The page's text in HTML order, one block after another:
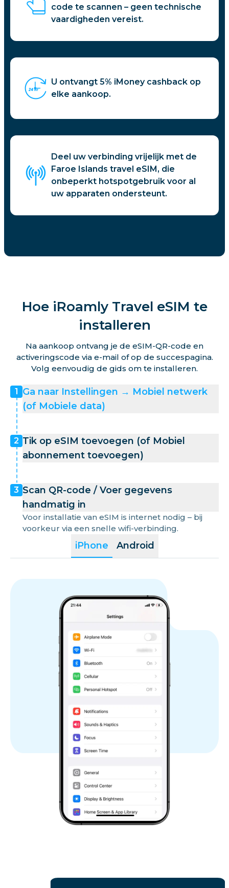
code te scannen – geen technische
vaardigheden vereist.
U ontvangt 5% iMoney cashback op
elke aankoop.
Deel uw verbinding vrijelijk met de
Faroe Islands travel eSIM, die
onbeperkt hotspotgebruik voor al
uw apparaten ondersteunt.
Hoe iRoamly Travel eSIM te
installeren
Na aankoop ontvang je de eSIM-QR-code en
activeringscode via e-mail of op de succespagina.
Volg eenvoudig de gids om te installeren.
iPhone Android
1 Ga naar Instellingen → Mobiel netwerk
(of Mobiele data)
2 Tik op eSIM toevoegen (of Mobiel
abonnement toevoegen)
3 Scan QR-code / Voer gegevens
handmatig in
Voor installatie van eSIM is internet nodig – bij
voorkeur via een snelle wifi-verbinding.